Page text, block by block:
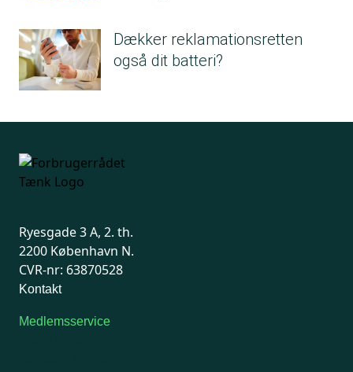
Dækker reklamationsretten
også dit batteri?
Ryesgade 3 A, 2. th.
2200 København N.
CVR-nr: 63870528
Kontakt
Medlemsservice